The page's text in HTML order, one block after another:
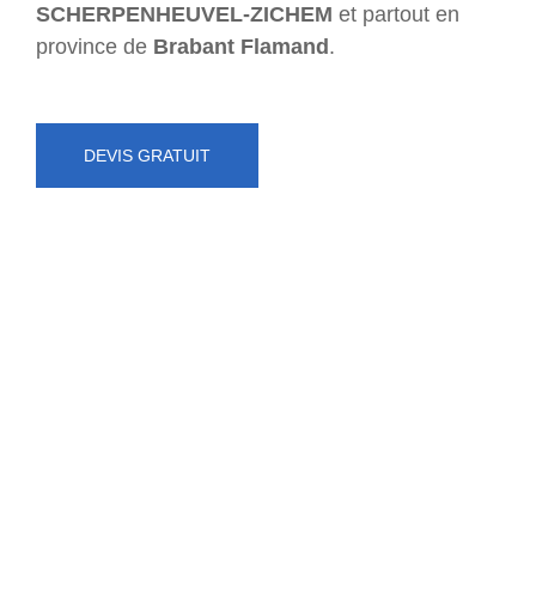
SCHERPENHEUVEL-ZICHEM et partout en
province de Brabant Flamand .
DEVIS GRATUIT